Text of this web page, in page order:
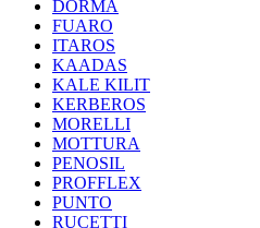
DORMA
FUARO
ITAROS
KAADAS
KALE KILIT
KERBEROS
MORELLI
MOTTURA
PENOSIL
PROFFLEX
PUNTO
RUCETTI